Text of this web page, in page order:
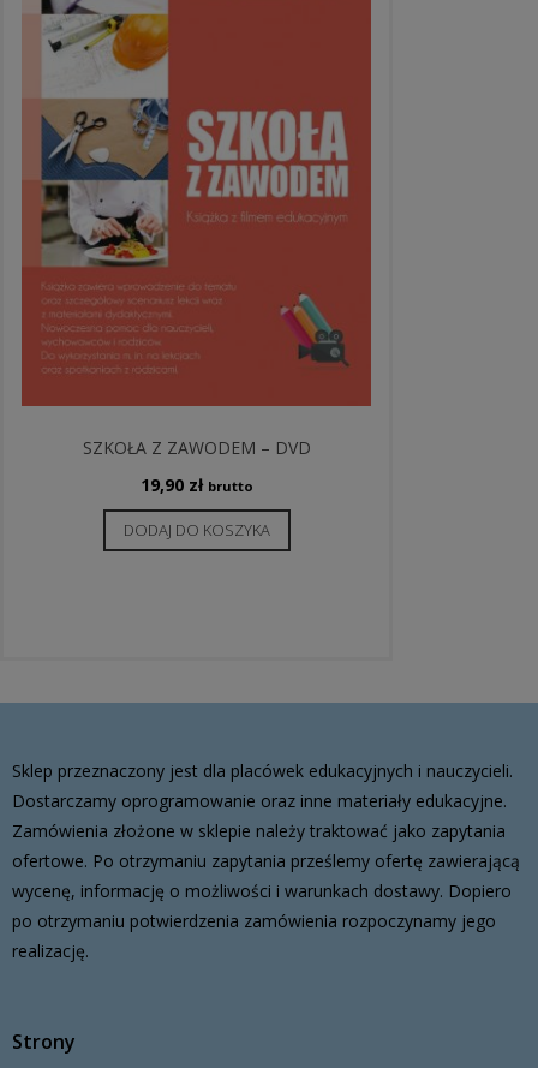
SZKOŁA Z ZAWODEM – DVD
19,90 zł brutto
DODAJ DO KOSZYKA
Sklep przeznaczony jest dla placówek edukacyjnych i nauczycieli.
Dostarczamy oprogramowanie oraz inne materiały edukacyjne.
Zamówienia złożone w sklepie należy traktować jako zapytania
ofertowe. Po otrzymaniu zapytania prześlemy ofertę zawierającą
wycenę, informację o możliwości i warunkach dostawy. Dopiero
po otrzymaniu potwierdzenia zamówienia rozpoczynamy jego
realizację.
Strony